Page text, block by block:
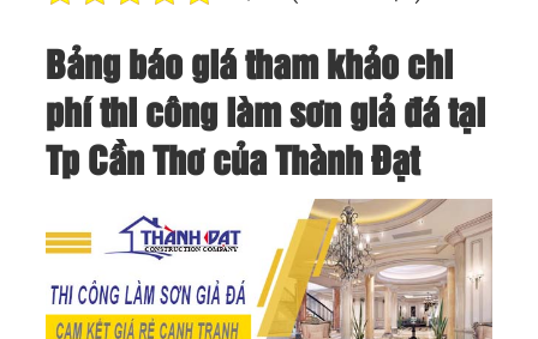
Bảng báo giá tham khảo chi
phí thi công làm sơn giả đá tại
Tp Cần Thơ của Thành Đạt